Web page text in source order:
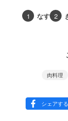
1 なす 2
肉料理